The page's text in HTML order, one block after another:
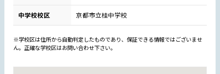
中学校校区 京都市立桂中学校
※学校区は住所から自動判定したものであり、保証できる情報ではございませ
ん。正確な学校区はお問い合わせ下さい。